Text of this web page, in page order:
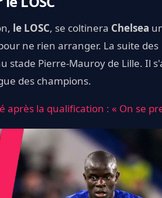
le LOSC, se coltinera Chelsea
ne rien arranger. La suite des
stade Pierre-Mauroy de Lille. Il
des champions.
après la qualification : « On se